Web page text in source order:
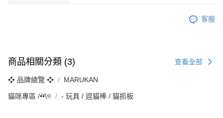
客服
商品相關分類 (3) 查看全部
❖ 品牌總覽 ❖ MARUKAN
貓咪專區 /•᷅‎‎•᷄\୭ ‐ 玩具 / 逗貓棒 / 貓抓板